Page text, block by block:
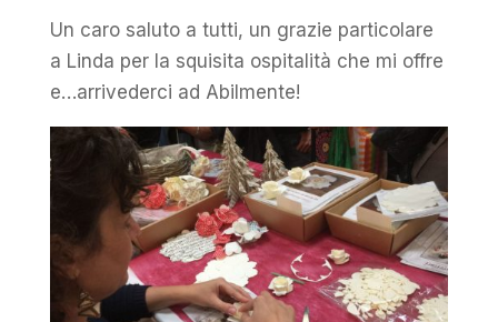
​Un caro saluto a tutti, un grazie particolare
a Linda per la squisita ospitalità che mi offre
e…arrivederci ad Abilmente​!​